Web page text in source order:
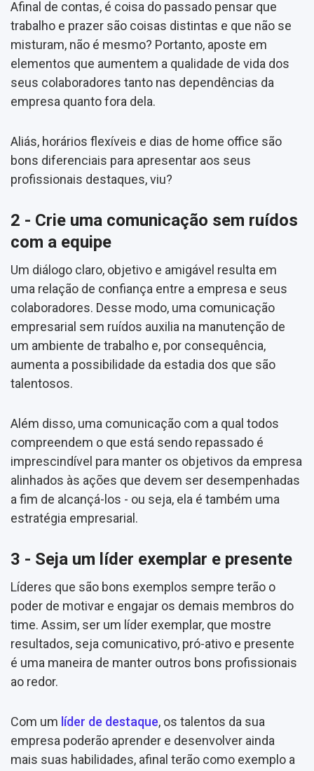
Afinal de contas, é coisa do passado pensar que
trabalho e prazer são coisas distintas e que não se
misturam, não é mesmo? Portanto, aposte em
elementos que aumentem a qualidade de vida dos
seus colaboradores tanto nas dependências da
empresa quanto fora dela.
Aliás, horários flexíveis e dias de home office são
bons diferenciais para apresentar aos seus
profissionais destaques, viu?
2 - Crie uma comunicação sem ruídos
com a equipe
Um diálogo claro, objetivo e amigável resulta em
uma relação de confiança entre a empresa e seus
colaboradores. Desse modo, uma comunicação
empresarial sem ruídos auxilia na manutenção de
um ambiente de trabalho e, por consequência,
aumenta a possibilidade da estadia dos que são
talentosos.
Além disso, uma comunicação com a qual todos
compreendem o que está sendo repassado é
imprescindível para manter os objetivos da empresa
alinhados às ações que devem ser desempenhadas
a fim de alcançá-los - ou seja, ela é também uma
estratégia empresarial.
3 - Seja um líder exemplar e presente
Líderes que são bons exemplos sempre terão o
poder de motivar e engajar os demais membros do
time. Assim, ser um líder exemplar, que mostre
resultados, seja comunicativo, pró-ativo e presente
é uma maneira de manter outros bons profissionais
ao redor.
Com um líder de destaque, os talentos da sua
empresa poderão aprender e desenvolver ainda
mais suas habilidades, afinal terão como exemplo a